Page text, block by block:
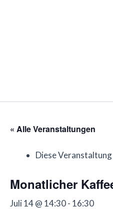
« Alle Veranstaltungen
Diese
Monatlicher
Juli 14 @ 14:30- 16:30